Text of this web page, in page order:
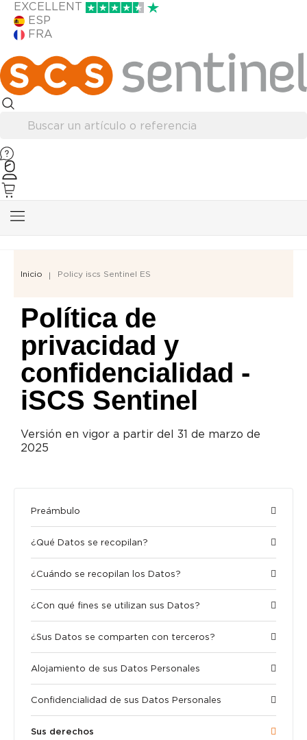
EXCELLENT
ESP
FRA
Inicio Policy iscs Sentinel ES
Política de
privacidad y
confidencialidad -
iSCS Sentinel
Versión en vigor a partir del 31 de marzo de
2025
Preámbulo
¿Qué Datos se recopilan?
¿Cuándo se recopilan los Datos?
¿Con qué fines se utilizan sus Datos?
¿Sus Datos se comparten con terceros?
Alojamiento de sus Datos Personales
Confidencialidad de sus Datos Personales
Sus derechos